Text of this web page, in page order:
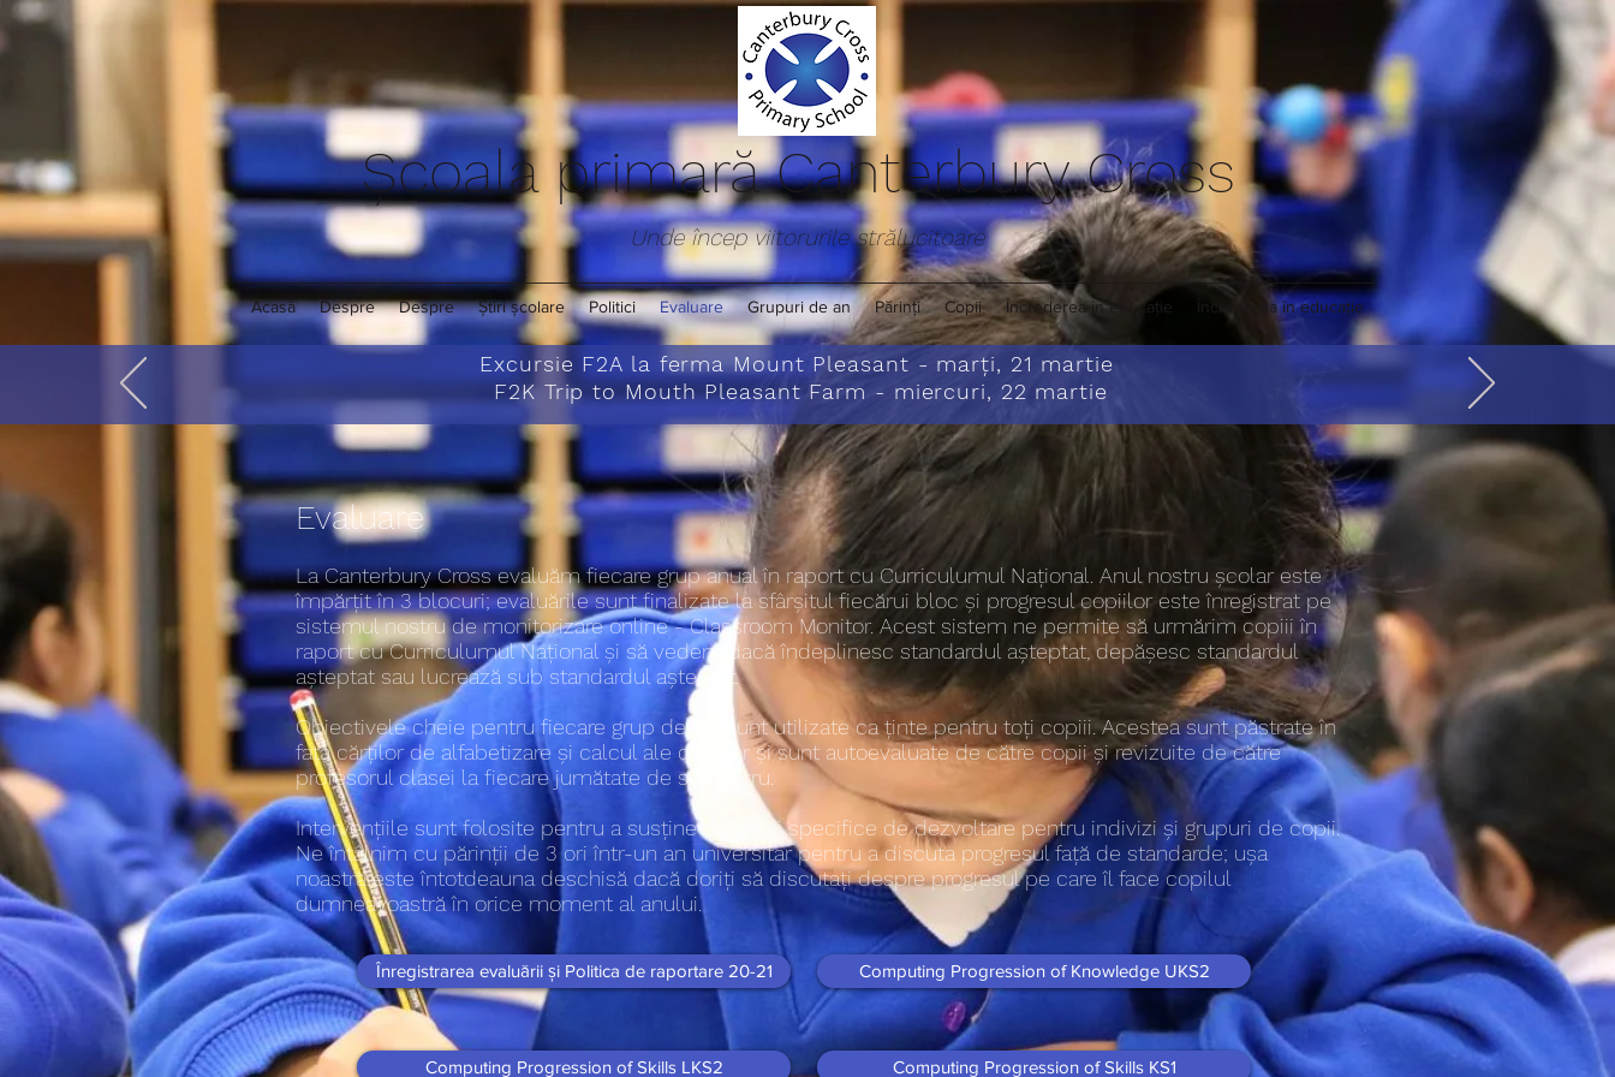
Școala primară Canterbury Cross
Unde încep viitorurile strălucitoare
Acasă Despre Despre Știri școlare Politici Evaluare Grupuri de an Părinţi Copii Încrederea în educație Încrederea în educație
Evaluare
La Canterbury Cross evaluăm fiecare grup anual în raport cu Curriculumul Național. Anul nostru școlar este
împărțit în 3 blocuri; evaluările sunt finalizate la sfârșitul fiecărui bloc și progresul copiilor este înregistrat pe
sistemul nostru de monitorizare online - Classroom Monitor. Acest sistem ne permite să urmărim copiii în
raport cu Curriculumul Național și să vedem dacă îndeplinesc standardul așteptat, depășesc standardul
așteptat sau lucrează sub standardul așteptat.
Obiectivele cheie pentru fiecare grup de ani sunt utilizate ca ținte pentru toți copiii. Acestea sunt păstrate în
fața cărților de alfabetizare și calcul ale copiilor și sunt autoevaluate de către copii și revizuite de către
profesorul clasei la fiecare jumătate de semestru.
Intervențiile sunt folosite pentru a susține domenii specifice de dezvoltare pentru indivizi și grupuri de copii.
Ne întâlnim cu părinții de 3 ori într-un an universitar pentru a discuta progresul față de standarde; ușa
noastră este întotdeauna deschisă dacă doriți să discutați despre progresul pe care îl face copilul
dumneavoastră în orice moment al anului.
Înregistrarea evaluării și Politica de raportare 20-21 Computing Progression of Knowledge UKS2
Computing Progression of Skills LKS2 Computing Progression of Skills KS1
Excursie F2A la ferma Mount Pleasant - marți, 21 martie
F2K Trip to Mouth Pleasant Farm - miercuri, 22 martie